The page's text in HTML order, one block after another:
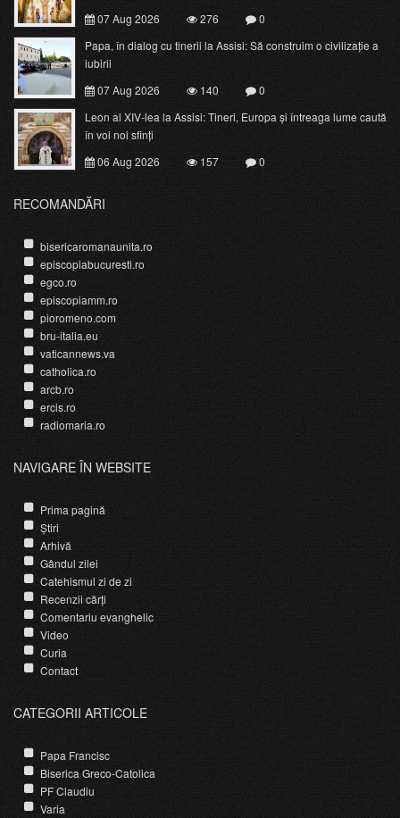
07 Aug 2026
276
0
Papa, în dialog cu tinerii la Assisi: Să construim o civilizație a
iubirii
07 Aug 2026
140
0
Leon al XIV-lea la Assisi: Tineri, Europa și întreaga lume caută
în voi noi sfinți
06 Aug 2026
157 0
RECOMANDĂRI
bisericaromanaunita.ro
episcopiabucuresti.ro
egco.ro
episcopiamm.ro
pioromeno.com
bru-italia.eu
vaticannews.va
catholica.ro
arcb.ro
ercis.ro
radiomaria.ro
NAVIGARE ÎN WEBSITE
Prima pagină
Știri
Arhivă
Gândul zilei
Catehismul zi de zi
Recenzii cărți
Comentariu evanghelic
Video
Curia
Contact
CATEGORII ARTICOLE
Papa Francisc
Biserica Greco-Catolica
PF Claudiu
Varia